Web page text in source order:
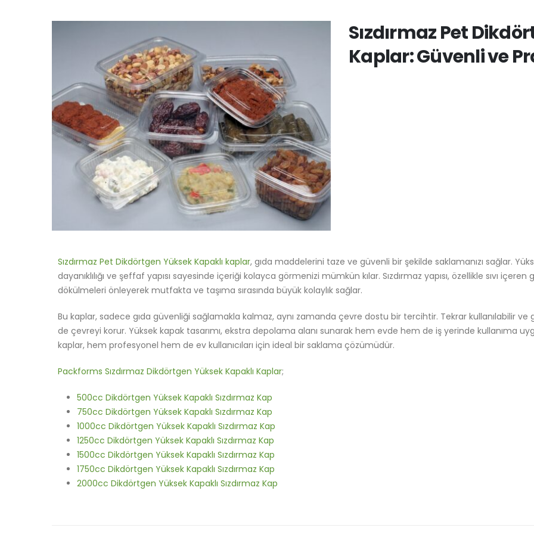
Sızdırmaz Pet
Kaplar: Güvenli ve
Sızdırmaz Pet Dikdörtgen Yüksek Kapaklı kaplar, gıda maddelerini taze ve güvenli bir şekilde saklamanızı sağlar.
dayanıklılığı ve şeffaf yapısı sayesinde içeriği kolayca görmenizi mümkün kılar. Sızdırmaz yapısı, özellikle sıvı içeren
dökülmeleri önleyerek mutfakta ve taşıma sırasında büyük kolaylık sağlar.
Bu kaplar, sadece gıda güvenliği sağlamakla kalmaz, aynı zamanda çevre dostu bir tercihtir. Tekrar kullanılabilir
de çevreyi korur. Yüksek kapak tasarımı, ekstra depolama alanı sunarak hem evde hem de iş yerinde kullanıma
kaplar, hem profesyonel hem de ev kullanıcıları için ideal bir saklama çözümüdür.
Packforms Sızdırmaz Dikdörtgen Yüksek Kapaklı Kaplar;
500cc Dikdörtgen Yüksek Kapaklı Sızdırmaz Kap
750cc Dikdörtgen Yüksek Kapaklı Sızdırmaz Kap
1000cc Dikdörtgen Yüksek Kapaklı Sızdırmaz Kap
1250cc Dikdörtgen Yüksek Kapaklı Sızdırmaz Kap
1500cc Dikdörtgen Yüksek Kapaklı Sızdırmaz Kap
1750cc Dikdörtgen Yüksek Kapaklı Sızdırmaz Kap
2000cc Dikdörtgen Yüksek Kapaklı Sızdırmaz Kap